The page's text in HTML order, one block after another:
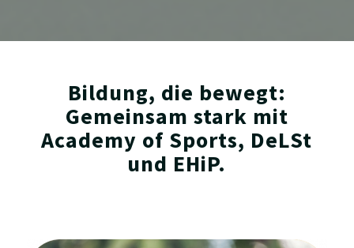
Bildung, die bewegt:
Gemeinsam stark mit
Academy of Sports, DeLSt
und EHiP.